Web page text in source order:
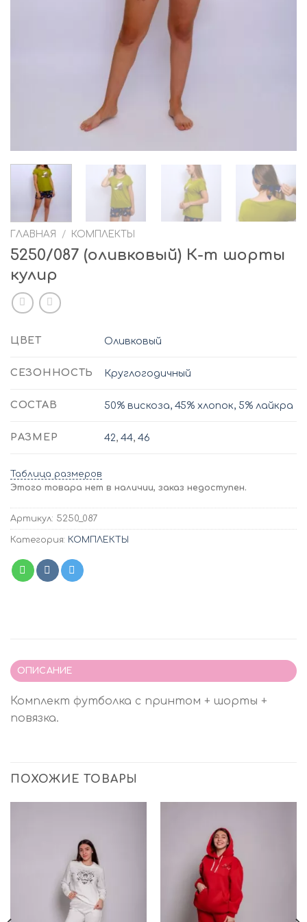
ГЛАВНАЯ / КОМПЛЕКТЫ
5250/087 (оливковый) К-т шорты
кулир
ЦВЕТ Оливковый
СЕЗОННОСТЬ Круглогодичный
СОСТАВ 50% вискоза, 45% хлопок, 5% лайкра
РАЗМЕР 42,44,46
Таблица размеров
Этого товара нет в наличии, заказ недоступен.
Артикул: 5250_087
Категория: КОМПЛЕКТЫ
ОПИСАНИЕ
Комплект футболка с принтом + шорты +
повязка.
ПОХОЖИЕ ТОВАРЫ